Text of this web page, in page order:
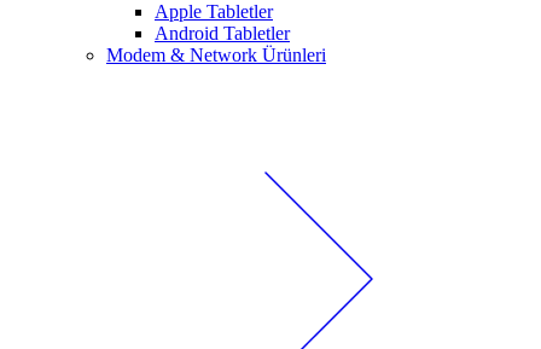
Apple Tabletler
Android Tabletler
Modem & Network Ürünleri